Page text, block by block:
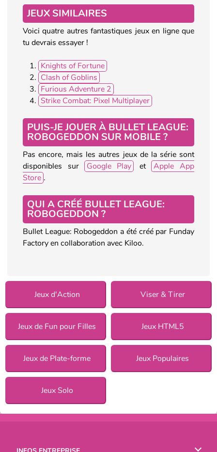
JEUX SIMILAIRES
Voici quatre autres fantastiques jeux en ligne que
tu devrais essayer !
Knights of Fortune
Clash of Goblins
Furious Adventure 2
Strike Combat: Pixel Multiplayer
PUIS-JE JOUER À BULLET LEAGUE:
ROBOGEDDON SUR MOBILE ?
Pas encore, mais les autres jeux de la série sont
disponibles sur
Google Play et
Apple App
Store .
QUI A CRÉÉ BULLET LEAGUE:
ROBOGEDDON ?
Bullet League: Robogeddon a été créé par Funday
Factory en collaboration avec Kiloo.
Jeux d'Action Viser & Tirer
Jeux de Fun pour Filles Jeux HTML5
Jeux de Plate-forme Jeux Populaires
Jeux Solo